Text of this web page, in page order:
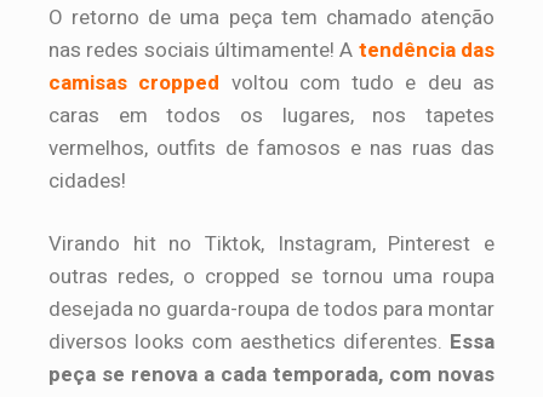
O retorno de uma peça tem chamado atenção
nas redes sociais últimamente! A tendência das
camisas cropped voltou com tudo e deu as
caras em todos os lugares, nos tapetes
vermelhos, outfits de famosos e nas ruas das
cidades!
Virando hit no Tiktok, Instagram, Pinterest e
outras redes, o cropped se tornou uma roupa
desejada no guarda-roupa de todos para montar
diversos looks com aesthetics diferentes. Essa
peça se renova a cada temporada, com novas